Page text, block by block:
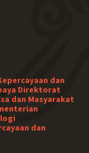
dan
Direktorat
dan Masyarakat
dan